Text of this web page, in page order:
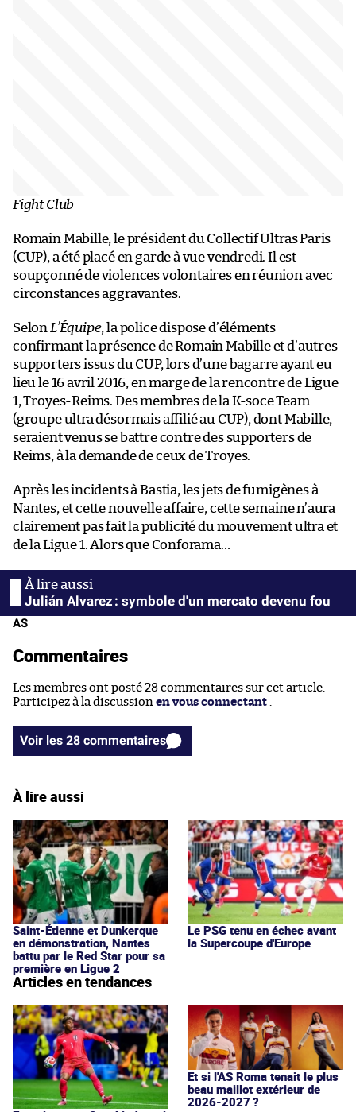
Fight Club
Romain Mabille, le président du Collectif Ultras Paris
(CUP), a été placé en garde à vue vendredi. Il est
soupçonné de violences volontaires en réunion avec
circonstances aggravantes.
Selon L’Équipe, la police dispose d’éléments
confirmant la présence de Romain Mabille et d’autres
supporters issus du CUP, lors d’une bagarre ayant eu
lieu le 16 avril 2016, en marge de la rencontre de Ligue
1, Troyes-Reims. Des membres de la K-soce Team
(groupe ultra désormais affilié au CUP), dont Mabille,
seraient venus se battre contre des supporters de
Reims, à la demande de ceux de Troyes.
Après les incidents à Bastia, les jets de fumigènes à
Nantes, et cette nouvelle affaire, cette semaine n’aura
clairement pas fait la publicité du mouvement ultra et
de la Ligue 1. Alors que Conforama…
Julián Alvarez : symbole d'un mercato devenu fou
AS
Commentaires
Les membres ont posté 28 commentaires sur cet article.
Participez à la discussion en vous connectant
Voir les 28 commentaires
À lire aussi
Saint-Étienne et Dunkerque
en démonstration, Nantes
battu par le Red Star pour sa
première en Ligue 2
Le PSG tenu en échec avant
la Supercoupe d'Europe
Articles en tendances
Et si l'AS Roma tenait le plus
beau maillot extérieur de
2026-2027 ?